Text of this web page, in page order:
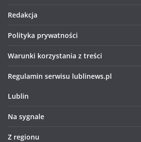
Redakcja
Polityka prywatności
Warunki korzystania z treści
Regulamin serwisu lublinews.pl
Lublin
Na sygnale
Z regionu